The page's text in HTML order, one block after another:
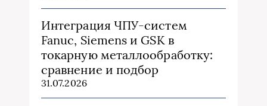
Интеграция ЧПУ-систем
Fanuc, Siemens и GSK в
токарную металлообработку:
сравнение и подбор
31.07.2026